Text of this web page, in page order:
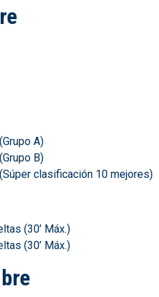
A)
B)
clasificación 10 mejores)
(30’ Máx.)
(30’ Máx.)